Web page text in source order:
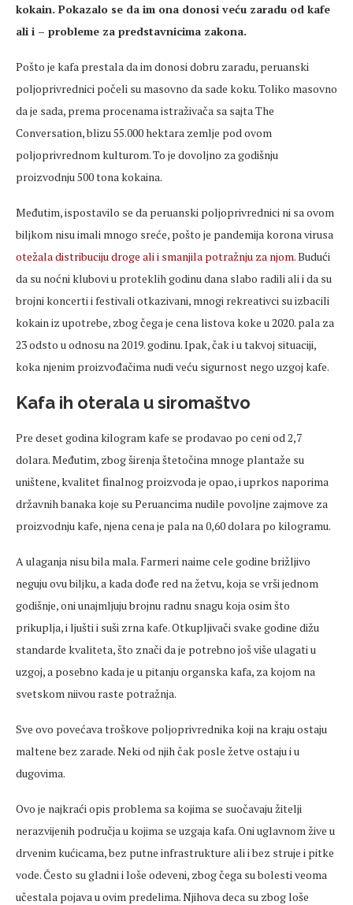
kokain. Pokazalo se da im ona donosi veću zaradu od kafe
ali i – probleme za predstavnicima zakona.
Pošto je kafa prestala da im donosi dobru zaradu, peruanski
poljoprivrednici počeli su masovno da sade koku. Toliko masovno
da je sada, prema procenama istraživača sa sajta The
Conversation, blizu 55.000 hektara zemlje pod ovom
poljoprivrednom kulturom. To je dovoljno za godišnju
proizvodnju 500 tona kokaina.
Međutim, ispostavilo se da peruanski poljoprivrednici ni sa ovom
biljkom nisu imali mnogo sreće, pošto je pandemija korona virusa
otežala distribuciju droge ali i smanjila potražnju za njom. Budući
da su noćni klubovi u proteklih godinu dana slabo radili ali i da su
brojni koncerti i festivali otkazivani, mnogi rekreativci su izbacili
kokain iz upotrebe, zbog čega je cena listova koke u 2020. pala za
23 odsto u odnosu na 2019. godinu. Ipak, čak i u takvoj situaciji,
koka njenim proizvođačima nudi veću sigurnost nego uzgoj kafe.
Kafa ih oterala u siromaštvo
Pre deset godina kilogram kafe se prodavao po ceni od 2,7
dolara. Međutim, zbog širenja štetočina mnoge plantaže su
uništene, kvalitet finalnog proizvoda je opao, i uprkos naporima
državnih banaka koje su Peruancima nudile povoljne zajmove za
proizvodnju kafe, njena cena je pala na 0,60 dolara po kilogramu.
A ulaganja nisu bila mala. Farmeri naime cele godine brižljivo
neguju ovu biljku, a kada dođe red na žetvu, koja se vrši jednom
godišnje, oni unajmljuju brojnu radnu snagu koja osim što
prikuplja, i ljušti i suši zrna kafe. Otkupljivači svake godine dižu
standarde kvaliteta, što znači da je potrebno još više ulagati u
uzgoj, a posebno kada je u pitanju organska kafa, za kojom na
svetskom niivou raste potražnja.
Sve ovo povećava troškove poljoprivrednika koji na kraju ostaju
maltene bez zarade. Neki od njih čak posle žetve ostaju i u
dugovima.
Ovo je najkraći opis problema sa kojima se suočavaju žitelji
nerazvijenih područja u kojima se uzgaja kafa. Oni uglavnom žive u
drvenim kućicama, bez putne infrastrukture ali i bez struje i pitke
vode. Često su gladni i loše odeveni, zbog čega su bolesti veoma
učestala pojava u ovim predelima. Njihova deca su zbog loše